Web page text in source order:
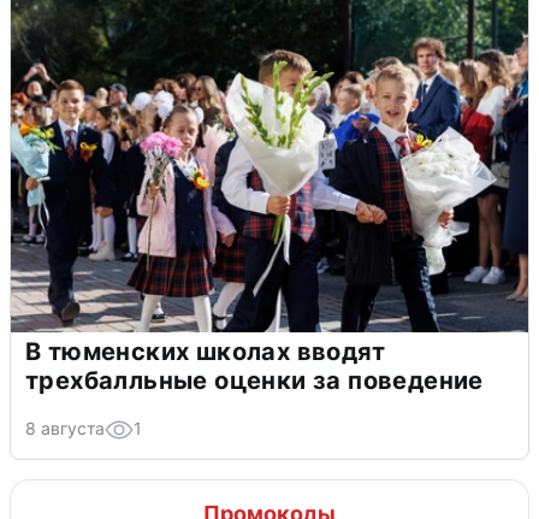
В тюменских школах вводят
трехбалльные оценки за поведение
8 августа 1
Промокоды